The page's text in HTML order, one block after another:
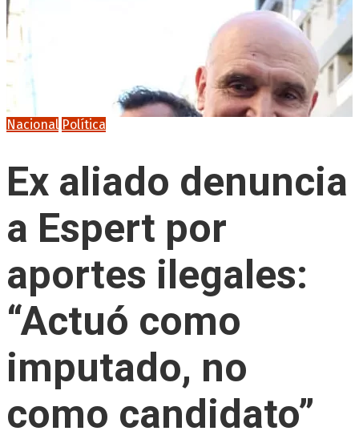
Nacional Política
Ex aliado denuncia
a Espert por
aportes ilegales:
“Actuó como
imputado, no
como candidato”